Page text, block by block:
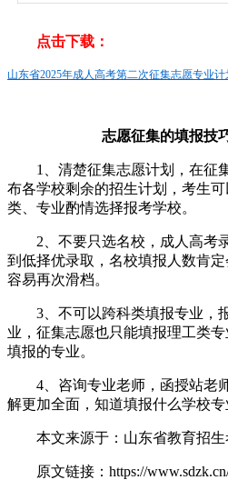
点击下载：
山东省2025年成人高考第二次征集志愿专业计
志愿征集的填报技
1、清楚征集志愿计划，在征
布各学校剩余的招生计划，考生
类、专业酌情选择报考学校。
2、不要只选名校，成人高考
到低择优录取，名校填报人数肯
容易再次滑档。
3、不可以跨科类填报专业，
业，征集志愿也只能填报理工类
填报的专业。
4、咨询专业老师，函授站老
解更加全面，知道填报什么学校专
本文来源于：山东省教育招生
原文链接：https://www.sdzk.cn/